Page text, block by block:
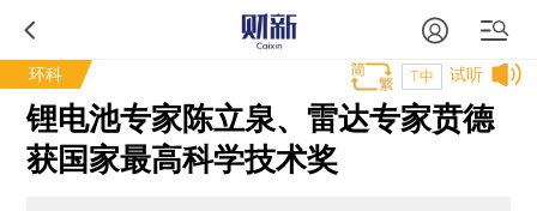
环科 试听
T中
锂电池专家陈立泉、雷达专家贲德
获国家最高科学技术奖